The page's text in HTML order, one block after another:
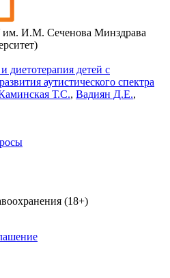
И.М. Сеченова Минздрава
диетотерапия детей с
аутистического спектра
Т.С., Вадиян Д.Е.,
(18+)